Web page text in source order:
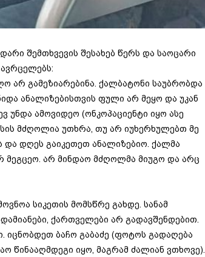
შემთხვევის შესახებ წერს და საოცარი
არ გამეზიარებინა. ქალბატონი საუბრობდა
ანალიზებისთვის ფული არ მეყო და უკან
უნდა ამოვიდეო (ონკოპაციენტი იყო ასე
მძღოლია უთხრა, თუ არ იუხერხულებთ მე
დღეს გაიკეთეთ ანალიზებიო. ქალმა
არ მინდაო მძღოლმა მიუგო და არც
სიკეთის მომსწრე გახდე. სანამ
ქართველები არ გადავშენდებით.
იცნობდეთ ბაჩო გაბაძე (ფოტოს გადაღება
წინააღმდეგი იყო, მაგრამ ძალიან ვთხოვე).